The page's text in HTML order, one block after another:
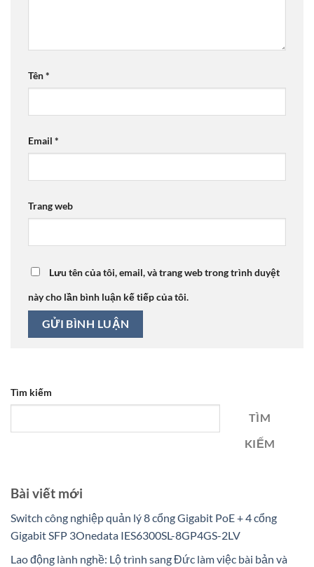
Tên*
Email *
Trang web
Lưu tên của tôi, email, và trang web trong trình duyệt
này cho lần bình luận kế tiếp của tôi.
Tìm kiếm
TÌM
KIẾM
Bài viết mới
Switch công nghiệp quản lý 8 cổng Gigabit PoE + 4 cổng
Gigabit SFP 3Onedata IES6300SL-8GP4GS-2LV
Lao động lành nghề: Lộ trình sang Đức làm việc bài bản và